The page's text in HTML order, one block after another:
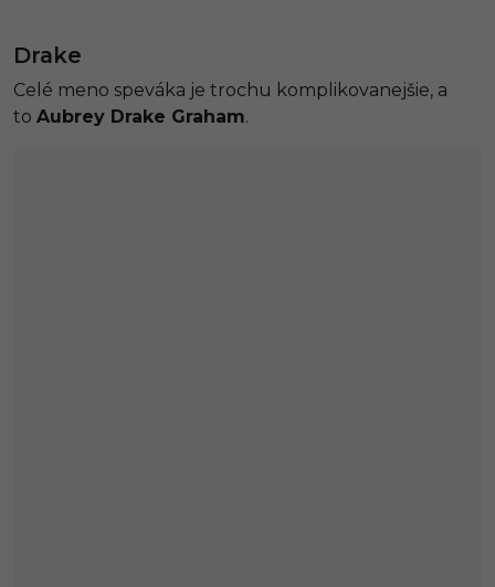
Drake
Celé meno speváka je trochu komplikovanejšie, a
to Aubrey Drake Graham.